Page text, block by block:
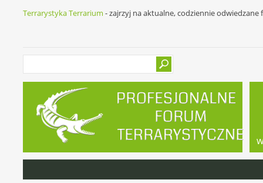
Terrarystyka Terrarium - zajrzyj na aktualne, codziennie